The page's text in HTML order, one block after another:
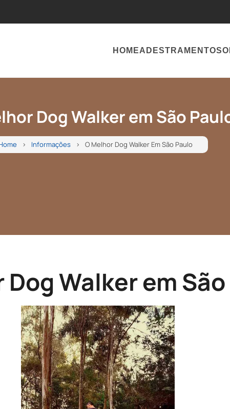
HOMEADESTRAMENTO
Dog Walker em São
Informações O Melhor Dog Walker Em São Paulo
Dog Walker em